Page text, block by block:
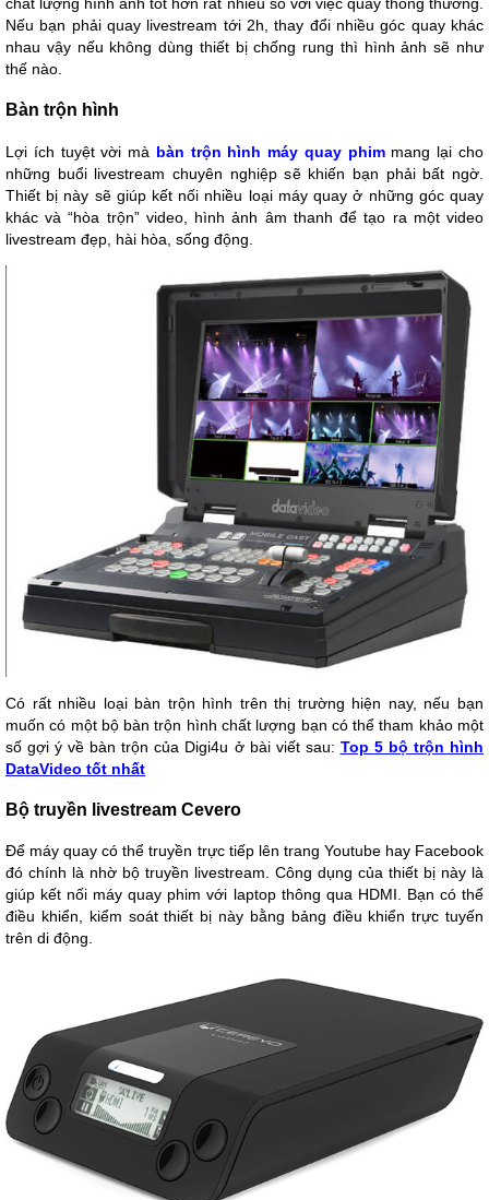
Nếu bạn phải quay livestream tới 2h, thay đổi nhiều góc quay khác
nhau vậy nếu không dùng thiết bị chống rung thì hình ảnh sẽ như
thế nào.
Bàn trộn hình
Lợi ích tuyệt vời mà bàn trộn hình máy quay phimmang lại cho
những buổi livestream chuyên nghiệp sẽ khiến bạn phải bất ngờ.
Thiết bị này sẽ giúp kết nối nhiều loại máy quay ở những góc quay
khác và “hòa trộn” video, hình ảnh âm thanh để tạo ra một video
livestream đẹp, hài hòa, sống động.
Có rất nhiều loại bàn trộn hình trên thị trường hiện nay, nếu bạn
muốn có một bộ bàn trộn hình chất lượng bạn có thể tham khảo một
số gợi ý về bàn trộn của Digi4u ở bài viết sau: Top 5 bộ trộn hình
DataVideo tốt nhất
Bộ truyền livestream Cevero
Để máy quay có thể truyền trực tiếp lên trang Youtube hay Facebook
đó chính là nhờ bộ truyền livestream. Công dụng của thiết bị này là
giúp kết nối máy quay phim với laptop thông qua HDMI. Bạn có thể
điều khiển, kiểm soát thiết bị này bằng bảng điều khiển trực tuyến
trên di động.